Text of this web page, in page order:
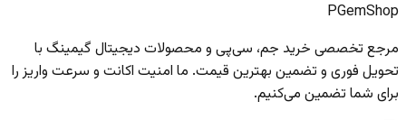
PGemShop
مرجع تخصصی خرید جم، سی‌پی و محصولات دیجیتال گیمینگ با
تحویل فوری و تضمین بهترین قیمت. ما امنیت اکانت و سرعت واریز را
برای شما تضمین می‌کنیم.